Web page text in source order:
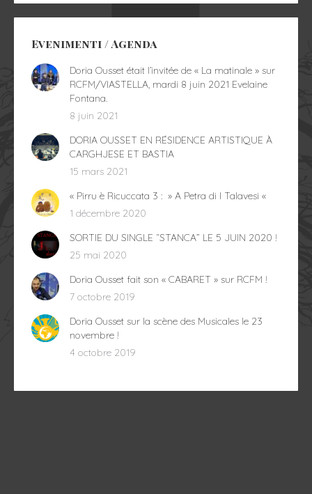
Evenimenti / Agenda
Doria Ousset était l’invitée de « La matinale » sur
RCFM/VIASTELLA, mardi 8 juin 2021 Evelaine
Fontana.
8 juin 2021
DORIA OUSSET EN RÉSIDENCE ARTISTIQUE À
CARGHJESE ET BASTIA
15 mars 2021
« Pirru è Ricuccata 3 : » A Petra di I Talavesi «
1 décembre 2020
SORTIE DU SINGLE “STANCA” LE 5 JUIN 2020 !
25 mai 2020
Doria Ousset fait son « CABARET » sur RCFM !
7 octobre 2019
Doria Ousset sur la scène des Musicales le 23
novembre !
4 octobre 2019